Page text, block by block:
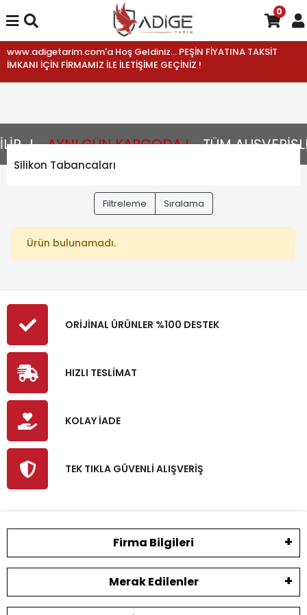
www.adigetarim.com'a Hoş Geldiniz... PEŞİN FİYATINA TAKSİT
İMKANI İÇİN FİRMAMIZ İLE İLETİŞİME GEÇİNİZ !
AYNI GÜN KARGODA ! TÜM
0
Silikon Tabancaları
Filtreleme Sıralama
Ürün bulunamadı.
ORİJİNAL ÜRÜNLER %100 DESTEK
HIZLI TESLİMAT
KOLAY İADE
TEK TIKLA GÜVENLİ ALIŞVERİŞ
Firma Bilgileri
Merak Edilenler